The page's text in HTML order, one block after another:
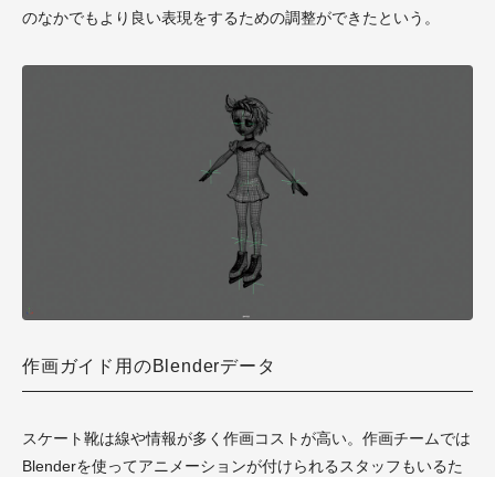
のなかでもより良い表現をするための調整ができたという。
作画ガイド用のBlenderデータ
スケート靴は線や情報が多く作画コストが高い。作画チームでは
Blenderを使ってアニメーションが付けられるスタッフもいるた